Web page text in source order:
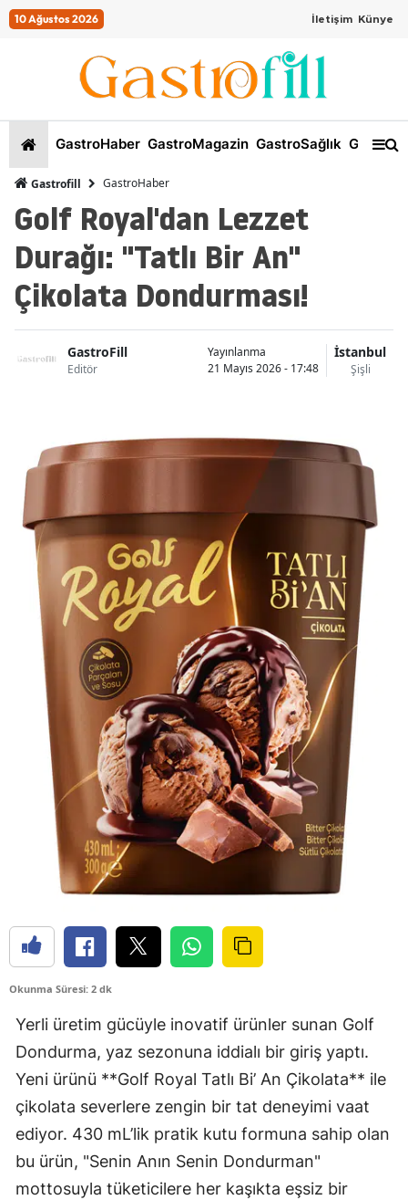
10 Ağustos 2026 İletişim Künye
GastroHaber GastroMagazin GastroSağlık
Gastrofill GastroHaber
Golf Royal'dan Lezzet
Durağı: "Tatlı Bir An"
Çikolata Dondurması!
GastroFill
Editör
Yayınlanma
21 Mayıs 2026 - 17:48
İstanbul
Şişli
Okunma Süresi: 2 dk
Yerli üretim gücüyle inovatif ürünler sunan Golf
Dondurma, yaz sezonuna iddialı bir giriş yaptı.
Yeni ürünü **Golf Royal Tatlı Bi’ An Çikolata** ile
çikolata severlere zengin bir tat deneyimi vaat
ediyor. 430 mL’lik pratik kutu formuna sahip olan
bu ürün, "Senin Anın Senin Dondurman"
mottosuyla tüketicilere her kaşıkta eşsiz bir